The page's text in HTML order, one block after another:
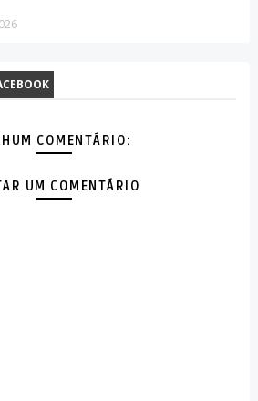
COMENTÁRIO:
UM COMENTÁRIO